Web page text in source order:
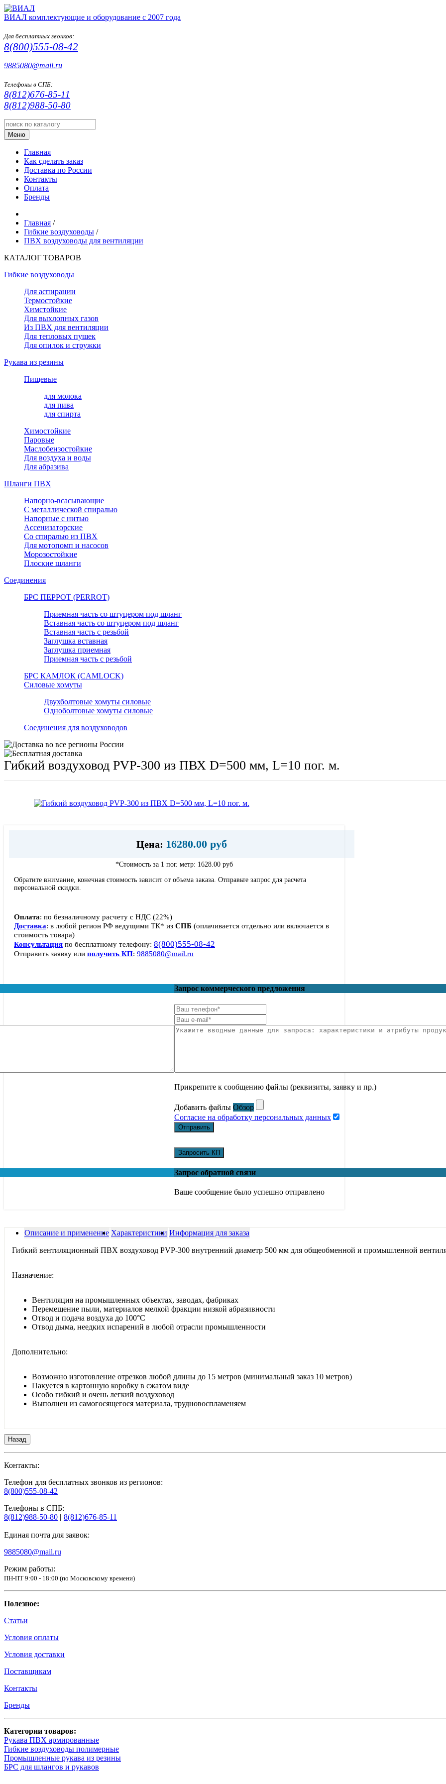
ВИАЛ комплектующие и оборудование с 2007 года
Для бесплатных звонков:
8(800)555-08-42
9885080@mail.ru
Телефоны в СПБ:
8(812)676-85-11
8(812)988-50-80
Меню
Главная
Как сделать заказ
Доставка по России
Контакты
Оплата
Бренды
Главная /
Гибкие воздуховоды /
ПВХ воздуховоды для вентиляции
КАТАЛОГ ТОВАРОВ
Гибкие воздуховоды
Для аспирации
Термостойкие
Химстойкие
Для выхлопных газов
Из ПВХ для вентиляции
Для тепловых пушек
Для опилок и стружки
Рукава из резины
Пищевые
для молока
для пива
для спирта
Химостойкие
Паровые
Маслобензостойкие
Для воздуха и воды
Для абразива
Шланги ПВХ
Напорно-всасывающие
С металлической спиралью
Напорные с нитью
Ассенизаторские
Со спиралью из ПВХ
Для мотопомп и насосов
Морозостойкие
Плоские шланги
Соединения
БРС ПЕРРОТ (PERROT)
Приемная часть со штуцером под шланг
Вставная часть со штуцером под шланг
Вставная часть с резьбой
Заглушка вставная
Заглушка приемная
Приемная часть с резьбой
БРС КАМЛОК (CAMLOCK)
Силовые хомуты
Двухболтовые хомуты силовые
Одноболтовые хомуты силовые
Соединения для воздуховодов
Гибкий воздуховод PVP-300 из ПВХ D=500 мм, L=10 пог. м.
Цена: 16280.00 руб
*Стоимость за 1 пог. метр: 1628.00 руб
Обратите внимание, конечная стоимость зависит от объема заказа. Отправьте запрос для расчета
персональной скидки.
Оплата: по безналичному расчету с НДС (22%)
Доставка: в любой регион РФ ведущими ТК* из СПБ (оплачивается отдельно или включается в
стоимость товара)
Консультация по бесплатному телефону: 8(800)555-08-42
Отправить заявку или получить КП: 9885080@mail.ru
Запрос коммерческого предложения
Прикрепите к сообщению файлы (реквизиты, заявку и пр.)
Добавить файлы Обзор
Согласие на обработку персональных данных
Отправить
Запросить КП
Запрос обратной связи
Ваше сообщение было успешно отправлено
Описание и применение Характеристики Информация для заказа
Гибкий вентиляционный ПВХ воздуховод PVP-300 внутренний диаметр 500 мм для общеобменной и промышленной
Назначение:
Вентиляция на промышленных объектах, заводах, фабриках
Перемещение пыли, материалов мелкой фракции низкой абразивности
Отвод и подача воздуха до 100°С
Отвод дыма, неедких испарений в любой отрасли промышленности
Дополнительно:
Возможно изготовление отрезков любой длины до 15 метров (минимальный заказ 10 метров)
Пакуется в картонную коробку в сжатом виде
Особо гибкий и очень легкий воздуховод
Выполнен из самогосящегося материала, трудновоспламеняем
Контакты:
Телефон для бесплатных звонков из регионов:
8(800)555-08-42
Телефоны в СПБ:
8(812)988-50-80 | 8(812)676-85-11
Единая почта для заявок:
9885080@mail.ru
Режим работы:
ПН-ПТ 9:00 - 18:00 (по Московскому времени)
Полезное:
Статьи
Условия оплаты
Условия доставки
Поставщикам
Контакты
Бренды
Категории товаров:
Рукава ПВХ армированные
Гибкие воздуховоды полимерные
Промышленные рукава из резины
БРС для шлангов и рукавов